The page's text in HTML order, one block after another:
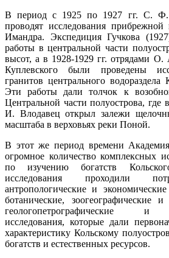
В период с 1925 по 1927 гг. С.
проводят исследования
Имандра. Экспедиция Гучкова
работы в центральной части
высот, а в 1928-1929 гг. отрядами
Куплевского были проведены
гранитов центрального водораздела
Эти работы дали толчок к
Центральной части полуострова,
И. Влодавец открыл залежи
масштаба в верховьях реки Поной.
В этот же период времени
огромное количество комплексных
по изучению богатств
исследования проходили
антропологические и
ботанические, зоогеографические
геологопетрографические и
исследования, которые дали
характеристику Кольскому
богатств и естественных ресурсов.